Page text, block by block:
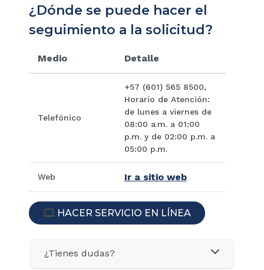
¿Dónde se puede hacer el
seguimiento a la solicitud?
Medio Detalle
Telefónico
+57 (601) 565 8500,
Horario de Atención:
de lunes a viernes de
08:00 a.m. a 01:00
p.m. y de 02:00 p.m. a
05:00 p.m.
Web Ir a sitio web
ICON
HACER SERVICIO EN LÍNEA
¿Tienes dudas?